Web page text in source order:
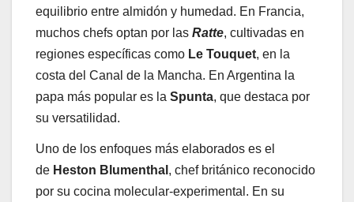
equilibrio entre almidón y humedad. En Francia,
muchos chefs optan por las Ratte, cultivadas en
regiones específicas como Le Touquet, en la
costa del Canal de la Mancha. En Argentina la
papa más popular es la Spunta, que destaca por
su versatilidad.
Uno de los enfoques más elaborados es el
de Heston Blumenthal , chef británico reconocido
por su cocina molecular-experimental. En su